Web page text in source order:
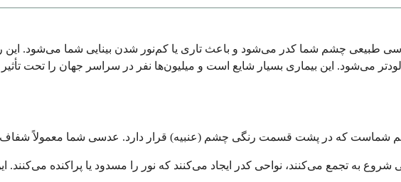
طبیعی چشم شما کدر می‌شود و باعث تاری یا کم‌نور شدن بینایی شما می‌شود. این را
به تجمع می‌کنند، نواحی کدر ایجاد می‌کنند که نور را مسدود یا پراکنده می‌کنند.